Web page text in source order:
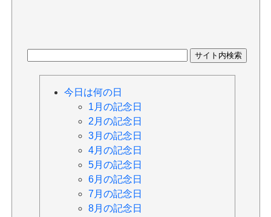
今日は何の日
1月の記念日
2月の記念日
3月の記念日
4月の記念日
5月の記念日
6月の記念日
7月の記念日
8月の記念日